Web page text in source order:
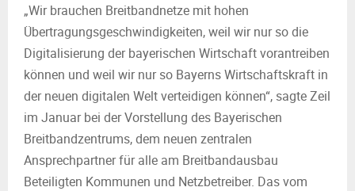
„Wir brauchen Breitbandnetze mit hohen
Übertragungsgeschwindigkeiten, weil wir nur so die
Digitalisierung der bayerischen Wirtschaft vorantreiben
können und weil wir nur so Bayerns Wirtschaftskraft in
der neuen digitalen Welt verteidigen können“, sagte Zeil
im Januar bei der Vorstellung des Bayerischen
Breitbandzentrums, dem neuen zentralen
Ansprechpartner für alle am Breitbandausbau
Beteiligten Kommunen und Netzbetreiber. Das vom